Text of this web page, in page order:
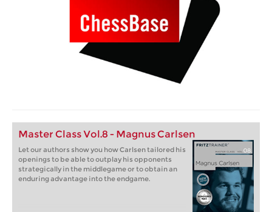
Master Class Vol.8 - Magnus Carlsen
Let our authors show you how Carlsen tailored his
openings to be able to outplay his opponents
strategically in the middlegame or to obtain an
enduring advantage into the endgame.